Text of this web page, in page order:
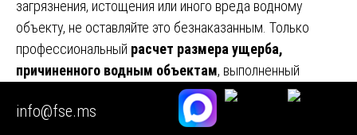
загрязнения, истощения или иного вреда водному
объекту, не оставляйте это безнаказанным. Только
профессиональный расчет размера ущерба,
причиненного водным объектам, выполненный
нашими экспертами, позволит вам взыскать
компенсацию в полном объеме. Мы работаем по всей
info@fse.ms